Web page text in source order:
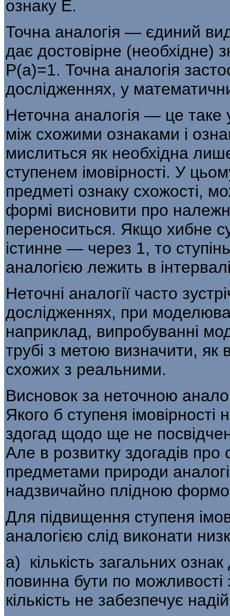
ознаку Е.
Точна аналогія — єдиний
дає достовірне (необхідне)
Р(а)=1. Точна аналогія
дослідженнях, у
Неточна аналогія — це таке
між схожими ознаками і
мислиться як необхідна
ступенем імовірності. У
предметі ознаку схожості,
формі висновити про
переноситься. Якщо хибне
істинне — через 1, то
аналогією лежить в
Неточні аналогії часто
дослідженнях, при
наприклад, випробуванні
трубі з метою виз­начити, як
схожих з реальними.
Висновок за неточною
Якого б ступеня
здогад щодо ще не
Але в розвитку здогадів про
предметами при­роди
надзвичайно плідною
Для підвищення ступеня
аналогією слід виконати
а) кількість загальних ознак
повинна бути по
кількість не забезпечує